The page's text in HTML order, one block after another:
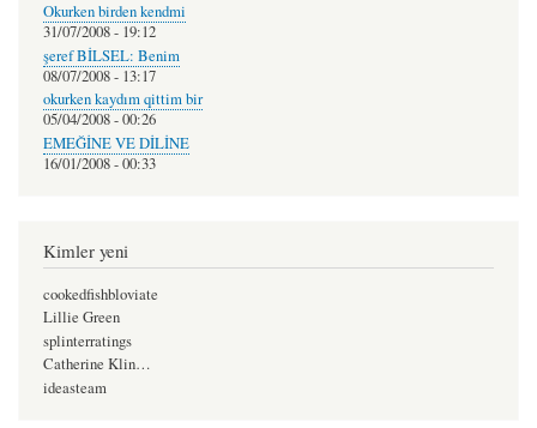
Okurken birden kendmi
31/07/2008 - 19:12
şeref BİLSEL: Benim
08/07/2008 - 13:17
okurken kaydım qittim bir
05/04/2008 - 00:26
EMEĞİNE VE DİLİNE
16/01/2008 - 00:33
Kimler yeni
cookedfishbloviate
Lillie Green
splinterratings
Catherine Klin…
ideasteam